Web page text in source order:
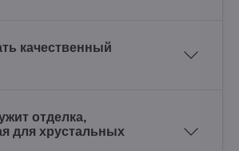
качественный
отделка,
для хрустальных